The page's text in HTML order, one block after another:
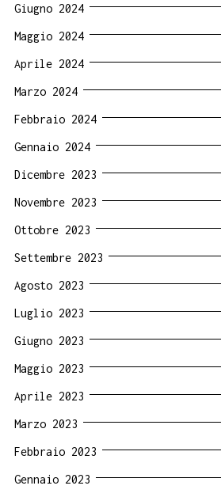
Giugno 2024
Maggio 2024
Aprile 2024
Marzo 2024
Febbraio 2024
Gennaio 2024
Dicembre 2023
Novembre 2023
Ottobre 2023
Settembre 2023
Agosto 2023
Luglio 2023
Giugno 2023
Maggio 2023
Aprile 2023
Marzo 2023
Febbraio 2023
Gennaio 2023